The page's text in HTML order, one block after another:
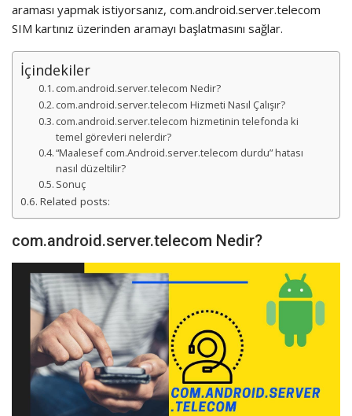
araması yapmak istiyorsanız, com.android.server.telecom
SIM kartınız üzerinden aramayı başlatmasını sağlar.
İçindekiler
com.android.server.telecom Nedir?
com.android.server.telecom Hizmeti Nasıl Çalışır?
com.android.server.telecom hizmetinin telefonda ki
temel görevleri nelerdir?
“Maalesef com.Android.server.telecom durdu” hatası
nasıl düzeltilir?
Sonuç
Related posts:
com.android.server.telecom Nedir?